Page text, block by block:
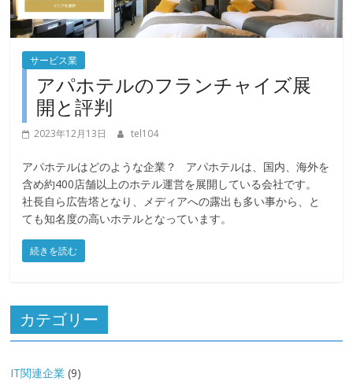
サービス業
アパホテルのフランチャイズ展
開と評判
2023年12月13日 tel104
アパホテルはどのような企業？ アパホテルは、国内、海外を
含め約400店舗以上のホテル運営を展開している会社です。
社長自ら広告塔となり、メディアへの露出も多い事から、と
ても知名度の高いホテルとなっています。
続きを読む
カテゴリー
IT関連企業 (9)